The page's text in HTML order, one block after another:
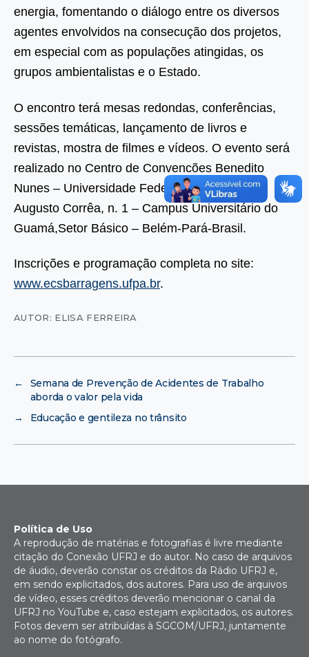
energia, fomentando o diálogo entre os diversos
agentes envolvidos na consecução dos projetos,
em especial com as populações atingidas, os
grupos ambientalistas e o Estado.
O encontro terá mesas redondas, conferências,
sessões temáticas, lançamento de livros e
revistas, mostra de filmes e vídeos. O evento será
realizado no Centro de Convencões Benedito
Nunes – Universidade Federal do Pará, Rua
Augusto Corrêa, n. 1 – Campus Universitário do
Guamá,Setor Básico – Belém-Pará-Brasil.
Inscrições e programação completa no site:
www.ecsbarragens.ufpa.br.
AUTOR: ELISA FERREIRA
←
Semana de Prevenção de Acidentes de Trabalho
aborda o valor pela vida
→
Educação e gentileza no trânsito
Política de Uso
A reprodução de matérias e fotografias é livre mediante
citação do Conexão UFRJ e do autor. No caso de arquivos
de áudio, deverão constar os créditos da Rádio UFRJ e,
em sendo explicitados, dos autores. Para uso de arquivos
de vídeo, esses créditos deverão mencionar o canal da
UFRJ no YouTube e, caso estejam explicitados, os autores.
Fotos devem ser atribuídas à SGCOM/UFRJ, juntamente
ao nome do fotógrafo.